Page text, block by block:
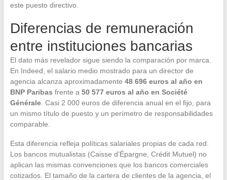
este puesto directivo.
Diferencias de remuneración
entre instituciones bancarias
El dato más revelador sigue siendo la comparación por marca.
En Indeed, el salario medio mostrado para un director de
agencia alcanza aproximadamente 48 696 euros al año en
BNP Paribas frente a 50 577 euros al año en Société
Générale. Casi 2 000 euros de diferencia anual en el fijo, para
un mismo título de puesto y un perímetro de responsabilidades
comparable.
Esta diferencia refleja políticas salariales propias de cada red.
Los bancos mutualistas (Caisse d’Épargne, Crédit Mutuel) no
aplican las mismas convenciones que los bancos comerciales
cotizados. El tamaño de la cartera de clientes de la agencia, el